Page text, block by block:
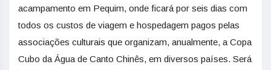
acampamento em Pequim, onde ficará por seis dias com
todos os custos de viagem e hospedagem pagos pelas
associações culturais que organizam, anualmente, a Copa
Cubo da Água de Canto Chinês, em diversos países. Será